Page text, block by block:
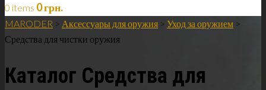
0 items 0грн.
MARODER > Аксессуары для оружия > Уход за оружием >
Средства для чистки оружия
Каталог Средства для